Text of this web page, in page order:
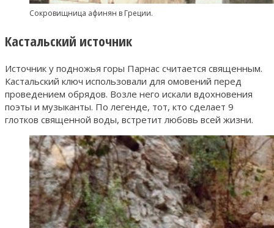
Сокровищница афинян в Греции.
Кастальский источник
Источник у подножья горы Парнас считается священным.
Кастальский ключ использовали для омовений перед
проведением обрядов. Возле него искали вдохновения
поэты и музыканты. По легенде, тот, кто сделает 9
глотков священной воды, встретит любовь всей жизни.